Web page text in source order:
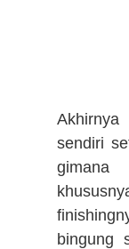
sendiri s
bingung